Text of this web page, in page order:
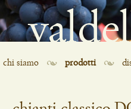
Salta
la
chi siamo prodotti